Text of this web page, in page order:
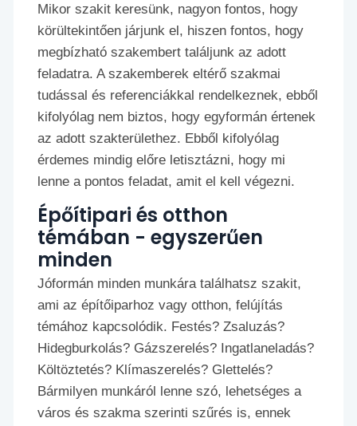
Mikor szakit keresünk, nagyon fontos, hogy
körültekintően járjunk el, hiszen fontos, hogy
megbízható szakembert találjunk az adott
feladatra. A szakemberek eltérő szakmai
tudással és referenciákkal rendelkeznek, ebből
kifolyólag nem biztos, hogy egyformán értenek
az adott szakterülethez. Ebből kifolyólag
érdemes mindig előre letisztázni, hogy mi
lenne a pontos feladat, amit el kell végezni.
Épőítipari és otthon
témában - egyszerűen
minden
Jóformán minden munkára találhatsz szakit,
ami az építőiparhoz vagy otthon, felújítás
témához kapcsolódik. Festés? Zsaluzás?
Hidegburkolás? Gázszerelés? Ingatlaneladás?
Költöztetés? Klímaszerelés? Glettelés?
Bármilyen munkáról lenne szó, lehetséges a
város és szakma szerinti szűrés is, ennek